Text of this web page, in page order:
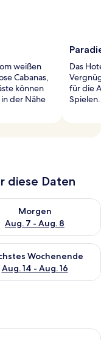
weißen
Cabanas,
können
der Nähe
Das
für die
diese Daten
Aug. 6 - Aug. 7.
Morgen
Aug. 7 - Aug. 8
die Verfügbarkeit
Aug. 7
Wochenende
Aug. 14 - Aug. 16
die Verfügbarkeit